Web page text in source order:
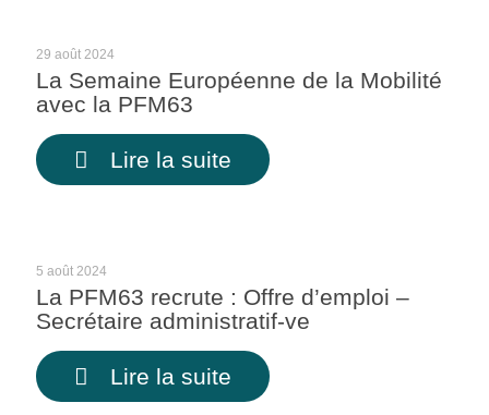
29 août 2024
La Semaine Européenne de la Mobilité
avec la PFM63
Lire la suite
5 août 2024
La PFM63 recrute : Offre d’emploi –
Secrétaire administratif-ve
Lire la suite